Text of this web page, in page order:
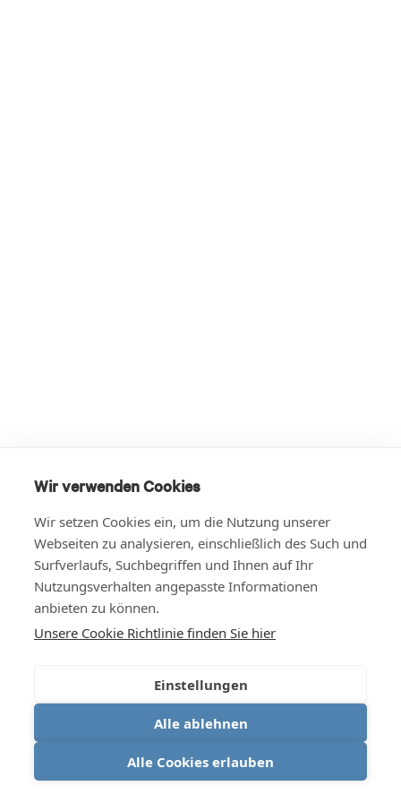
Wir verwenden Cookies
Wir setzen Cookies ein, um die Nutzung unserer
Webseiten zu analysieren, einschließlich des Such und
Surfverlaufs, Suchbegriffen und Ihnen auf Ihr
Nutzungsverhalten angepasste Informationen
anbieten zu können.
Unsere Cookie Richtlinie finden Sie hier
Einstellungen
Alle ablehnen
Alle Cookies erlauben